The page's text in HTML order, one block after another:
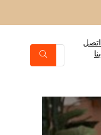
اتصل
بنا